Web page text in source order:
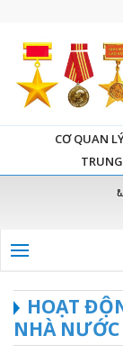
CƠ QUAN
HOẠT
NHÀ NƯỚC